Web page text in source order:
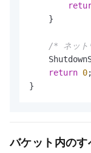
    }
/* ネット
return 0;
}
バケット内の